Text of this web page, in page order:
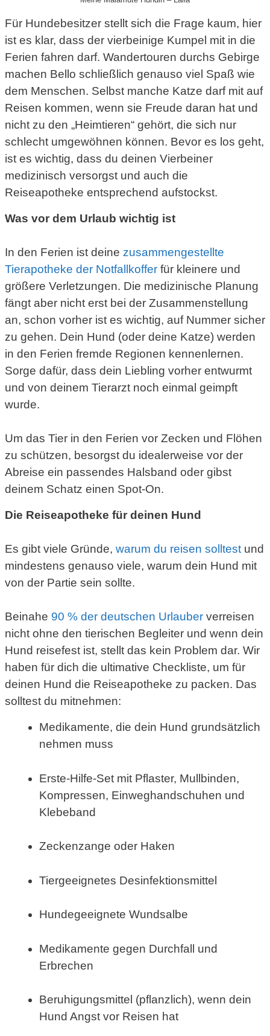
Für Hundebesitzer stellt sich die Frage kaum, hier
ist es klar, dass der vierbeinige Kumpel mit in die
Ferien fahren darf. Wandertouren durchs Gebirge
machen Bello schließlich genauso viel Spaß wie
dem Menschen. Selbst manche Katze darf mit auf
Reisen kommen, wenn sie Freude daran hat und
nicht zu den „Heimtieren“ gehört, die sich nur
schlecht umgewöhnen können. Bevor es los geht,
ist es wichtig, dass du deinen Vierbeiner
medizinisch versorgst und auch die
Reiseapotheke entsprechend aufstockst.
Was vor dem Urlaub wichtig ist
In den Ferien ist deine zusammengestellte
Tierapotheke der Notfallkoffer für kleinere und
größere Verletzungen. Die medizinische Planung
fängt aber nicht erst bei der Zusammenstellung
an, schon vorher ist es wichtig, auf Nummer sicher
zu gehen. Dein Hund (oder deine Katze) werden
in den Ferien fremde Regionen kennenlernen.
Sorge dafür, dass dein Liebling vorher entwurmt
und von deinem Tierarzt noch einmal geimpft
wurde.
Um das Tier in den Ferien vor Zecken und Flöhen
zu schützen, besorgst du idealerweise vor der
Abreise ein passendes Halsband oder gibst
deinem Schatz einen Spot-On.
Die Reiseapotheke für deinen Hund
Es gibt viele Gründe, warum du reisen solltest und
mindestens genauso viele, warum dein Hund mit
von der Partie sein sollte.
Beinahe 90 % der deutschen Urlauber verreisen
nicht ohne den tierischen Begleiter und wenn dein
Hund reisefest ist, stellt das kein Problem dar. Wir
haben für dich die ultimative Checkliste, um für
deinen Hund die Reiseapotheke zu packen. Das
solltest du mitnehmen:
Medikamente, die dein Hund grundsätzlich
nehmen muss
Erste-Hilfe-Set mit Pflaster, Mullbinden,
Kompressen, Einweghandschuhen und
Klebeband
Zeckenzange oder Haken
Tiergeeignetes Desinfektionsmittel
Hundegeeignete Wundsalbe
Medikamente gegen Durchfall und
Erbrechen
Beruhigungsmittel (pflanzlich), wenn dein
Hund Angst vor Reisen hat